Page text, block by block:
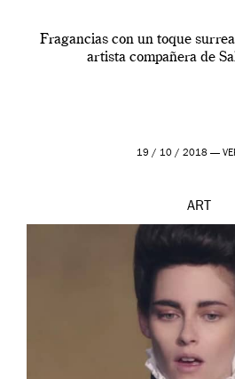
Fragancias con un toque
artista compañera de
19 / 10 / 2018 —
ART